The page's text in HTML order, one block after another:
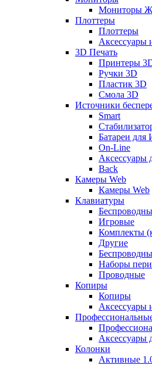
Мониторы
Плоттеры
Плоттеры
Аксессуары
3D Печать
Принтеры
Ручки 3D
Пластик 3D
Смола 3D
Источники
Smart
Батареи для
On-Line
Аксессуары
Back
Камеры Web
Камеры Web
Клавиатуры
Игровые
Комплекты
Другие
Наборы
Проводные
Копиры
Копиры
Аксессуары
Аксессуары
Колонки
Активные